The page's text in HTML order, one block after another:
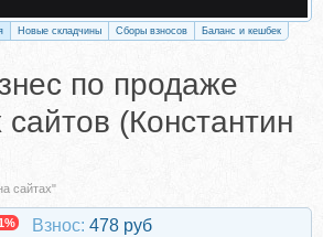
Новые складчины Сборы взносов Баланс и кешбек
по продаже
(Константин
сайтах"
Взнос: 478 руб